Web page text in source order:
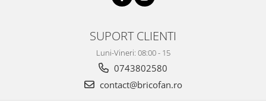
SUPORT CLIENTI
Luni-Vineri: 08:00 - 15
0743802580
contact@bricofan.ro